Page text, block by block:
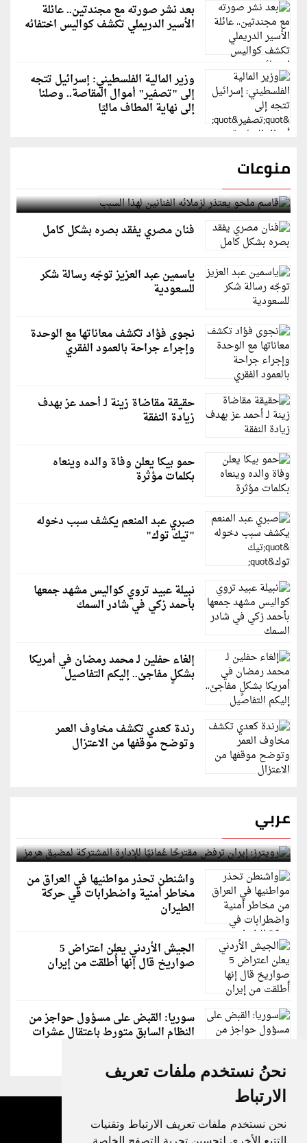
نحنُ نستخدم ملفات تعريف
الارتباط
نحن نستخدم ملفات تعريف الارتباط وتقنيات
التتبع الأخرى لتحسين تجربة التصفح الخاصة
بعد نشر صورته مع مجندتين.. عائلة
الأسير الدريملي تكشف كواليس اختفائه
وزير المالية الفلسطيني: إسرائيل تتجه
إلى "تصفير" أموال المقاصة.. وصلنا
إلى نهاية المطاف ماليًا
منوعات
قاسم ملحو يعتذر لزملائه الفنانين لهذا السبب
فنان مصري يفقد بصره بشكل كامل
ياسمين عبد العزيز توجّه رسالة شكر
للسعودية
نجوى فؤاد تكشف معاناتها مع الوحدة
وإجراء جراحة بالعمود الفقري
حقيقة مقاضاة زينة لـ أحمد عز بهدف
زيادة النفقة
حمو بيكا يعلن وفاة والده وينعاه
بكلمات مؤثرة
صبري عبد المنعم يكشف سبب دخوله
"تيك توك"
نبيلة عبيد تروي كواليس مشهد جمعها
بأحمد زكي في شادر السمك
إلغاء حفلين لـ محمد رمضان في أمريكا
بشكلٍ مفاجئ.. إليكم التفاصيل
رندة كعدي تكشف مخاوف العمر
وتوضح موقفها من الاعتزال
عربي
رويترز: إيران ترفض مقترحًا عُمانيًا للإدارة المشتركة
لمضيق هرمز
واشنطن تحذر مواطنيها في العراق من
مخاطر أمنية واضطرابات في حركة
الطيران
الجيش الأردني يعلن اعتراض 5
صواريخ قال إنها أُطلقت من إيران
سوريا: القبض على مسؤول حواجز من
النظام السابق متورط باعتقال عشرات